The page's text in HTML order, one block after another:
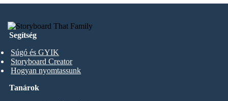
Segítség
Súgó és GYIK
Storyboard Creator
Hogyan nyomtassunk
Tanárok